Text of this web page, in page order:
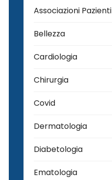
Associazioni Pazienti
Bellezza
Cardiologia
Chirurgia
Covid
Dermatologia
Diabetologia
Ematologia